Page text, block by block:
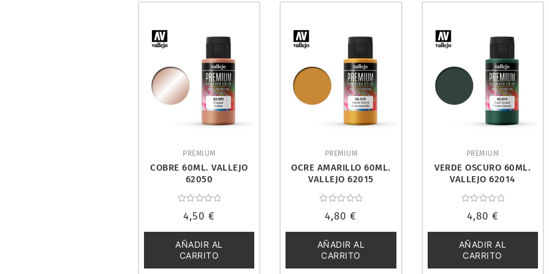
PREMIUM
COBRE 60ML. VALLEJO
62050
con
de
5
4,50 €
AÑADIR AL
CARRITO
PREMIUM
OCRE AMARILLO 60ML.
VALLEJO 62015
con
de
5
4,80€
AÑADIR AL
CARRITO
PREMIUM
VERDE OSCURO 60ML.
VALLEJO 62014
con
de
5
4,80 €
AÑADIR AL
CARRITO